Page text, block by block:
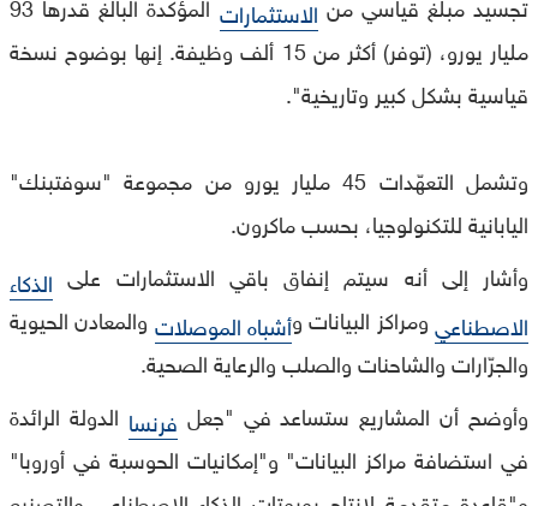
الاستثمارات
مليار يورو، (توفر) أكثر من 15 ألف وظيفة. إنها بوضوح نسخة
قياسية بشكل كبير وتاريخية".
وتشمل التعهّدات 45 مليار يورو من مجموعة "سوفتبنك"
اليابانية للتكنولوجيا، بحسب ماكرون.
وأشار إلى أنه سيتم إنفاق باقي الاستثمارات على الذكاء
الاصطناعيومراكز البيانات وأشباه الموصلات والمعادن الحيوية
والجرّارات والشاحنات والصلب والرعاية الصحية.
وأوضح أن المشاريع ستساعد في "جعل فرنسا الدولة الرائدة
في استضافة مراكز البيانات" و"إمكانيات الحوسبة في أوروبا"